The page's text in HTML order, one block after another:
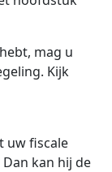
mag u
Kijk
uw fiscale
kan hij de